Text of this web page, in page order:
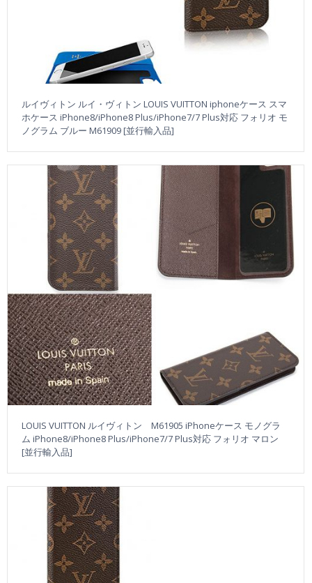
ルイヴィトン ルイ・ヴィトン LOUIS VUITTON iphoneケース スマ
ホケース iPhone8/iPhone8 Plus/iPhone7/7 Plus対応 フォリオ モ
ノグラム ブルー M61909 [並行輸入品]
LOUIS VUITTON ルイヴィトン M61905 iPhoneケース モノグラ
ム iPhone8/iPhone8 Plus/iPhone7/7 Plus対応 フォリオ マロン
[並行輸入品]